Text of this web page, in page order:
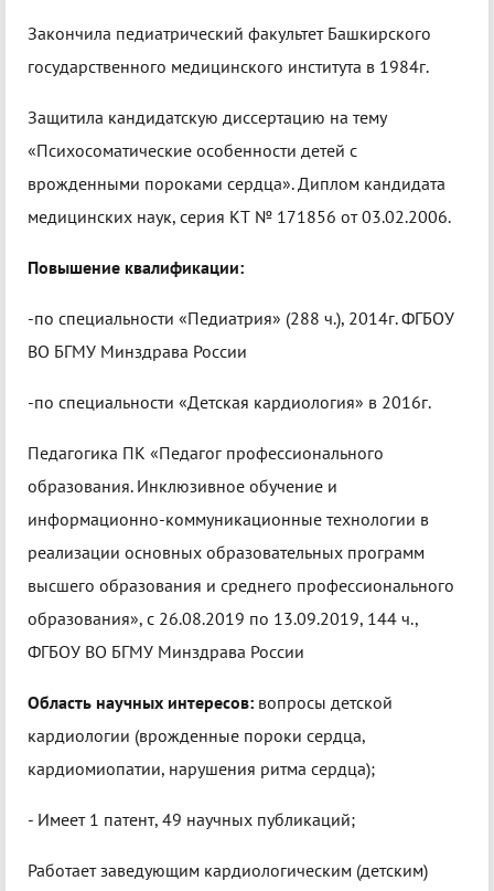
Закончила педиатрический факультет Башкирского
государственного медицинского института в 1984г.
Защитила кандидатскую диссертацию на тему
«Психосоматические особенности детей с
врожденными пороками сердца». Диплом кандидата
медицинских наук, серия КТ № 171856 от 03.02.2006.
Повышение квалификации:
-по специальности «Педиатрия» (288 ч.), 2014г. ФГБОУ
ВО БГМУ Минздрава России
-по специальности «Детская кардиология» в 2016г.
Педагогика ПК «Педагог профессионального
образования. Инклюзивное обучение и
информационно-коммуникационные технологии в
реализации основных образовательных программ
высшего образования и среднего профессионального
образования», с 26.08.2019 по 13.09.2019, 144 ч.,
ФГБОУ ВО БГМУ Минздрава России
Область научных интересов: вопросы детской
кардиологии (врожденные пороки сердца,
кардиомиопатии, нарушения ритма сердца);
- Имеет 1 патент, 49 научных публикаций;
Работает заведующим кардиологическим (детским)